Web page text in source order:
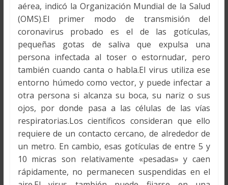
aérea, indicó la Organización Mundial de la Salud
(OMS).El primer modo de transmisión del
coronavirus probado es el de las gotículas,
pequeñas gotas de saliva que expulsa una
persona infectada al toser o estornudar, pero
también cuando canta o habla.El virus utiliza ese
entorno húmedo como vector, y puede infectar a
otra persona si alcanza su boca, su nariz o sus
ojos, por donde pasa a las células de las vías
respiratorias.Los científicos consideran que ello
requiere de un contacto cercano, de alrededor de
un metro. En cambio, esas gotículas de entre 5 y
10 micras son relativamente «pesadas» y caen
rápidamente, no permanecen suspendidas en el